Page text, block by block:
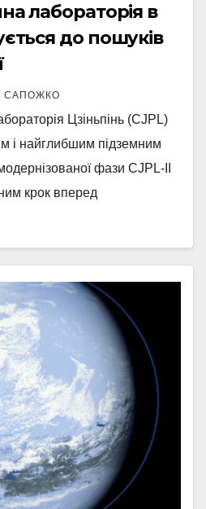
лабораторія в
до пошуків
САПОЖКО
Цзіньпінь (CJPL)
і найглибшим підземним
фази CJPL-II
крок вперед